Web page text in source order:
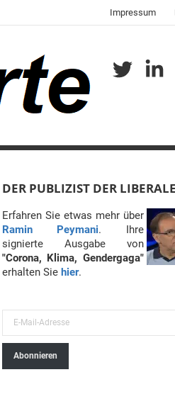
Impressum
Twitter
DER PUBLIZIST DER
Erfahren Sie etwas mehr über
Ramin Peymani. Ihre
signierte Ausgabe von
"Corona, Klima, Gendergaga"
erhalten Sie hier.
-
Abonnieren